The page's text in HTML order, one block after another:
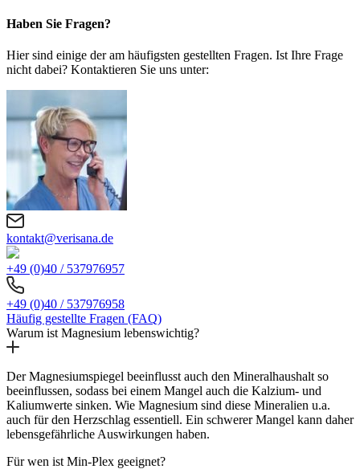
Haben Sie Fragen?
Hier sind einige der am häufigsten gestellten Fragen. Ist Ihre Frage
nicht dabei? Kontaktieren Sie uns unter:
kontakt@verisana.de
+49 (0)40 / 537976957
+49 (0)40 / 537976958
Häufig gestellte Fragen (FAQ)
Warum ist Magnesium lebenswichtig?
Der Magnesiumspiegel beeinflusst auch den Mineralhaushalt so
beeinflussen, sodass bei einem Mangel auch die Kalzium- und
Kaliumwerte sinken. Wie Magnesium sind diese Mineralien u.a.
auch für den Herzschlag essentiell. Ein schwerer Mangel kann daher
lebensgefährliche Auswirkungen haben.
Für wen ist Min-Plex geeignet?